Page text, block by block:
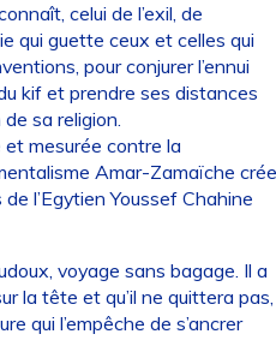
celui de l’exil, de
qui guette ceux et celles qui
pour conjurer l’ennui
kif et prendre ses distances
sa religion.
mesurée contre la
Amar-Zamaïche crée
l’Egytien Youssef Chahine
voyage sans bagage. Il a
la tête et qu’il ne quittera pas,
qui l’empêche de s’ancrer